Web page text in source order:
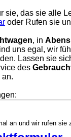
sie, das sie alle
oder Rufen sie
, in
uns egal, wir
Lassen sie
des
an.
an und wir rufen sie